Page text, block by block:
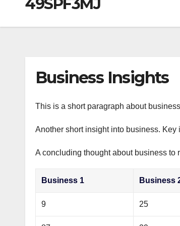
49SPF3MJ
Business Insights
This is a short paragraph about
Another short insight into business.
A concluding thought about business to
Business 1 Business
9 25
m